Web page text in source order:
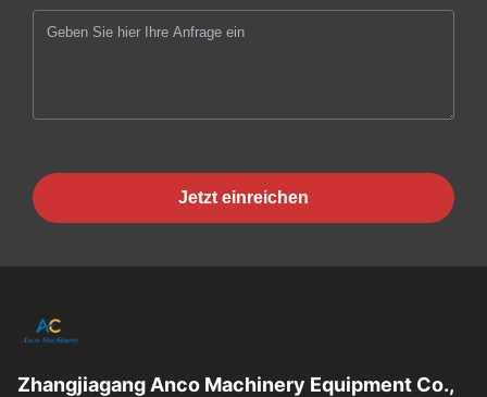
Jetzt einreichen
Zhangjiagang Anco Machinery Equipment Co.,